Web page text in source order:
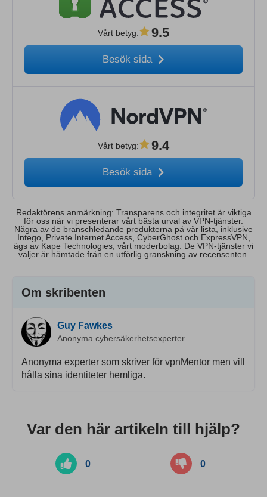
Vårt betyg: 9.5
Besök sida
Vårt betyg: 9.4
Besök sida
Redaktörens anmärkning: Transparens och integritet är viktiga
för oss när vi presenterar vårt bästa urval av VPN-tjänster.
Några av de branschledande produkterna på vår lista, inklusive
Intego, Private Internet Access, CyberGhost och ExpressVPN,
ägs av Kape Technologies, vårt moderbolag. De VPN-tjänster vi
väljer är hämtade från en utförlig granskning av recensenten.
Om skribenten
Guy Fawkes
Anonyma cybersäkerhetsexperter
Anonyma experter som skriver för vpnMentor men vill
hålla sina identiteter hemliga.
Var den här artikeln till hjälp?
0 0